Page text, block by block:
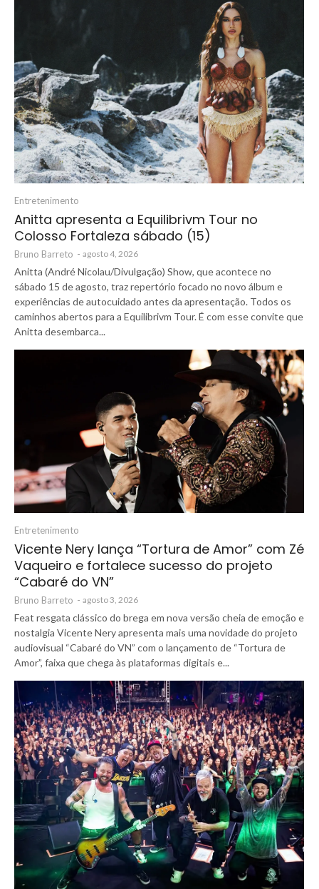
Entretenimento
Anitta apresenta a Equilibrivm Tour no
Colosso Fortaleza sábado (15)
Bruno Barreto - agosto 4, 2026
Anitta (André Nicolau/Divulgação) Show, que acontece no
sábado 15 de agosto, traz repertório focado no novo álbum e
experiências de autocuidado antes da apresentação. Todos os
caminhos abertos para a Equilibrivm Tour. É com esse convite que
Anitta desembarca...
Entretenimento
Vicente Nery lança “Tortura de Amor” com Zé
Vaqueiro e fortalece sucesso do projeto
“Cabaré do VN”
Bruno Barreto - agosto 3, 2026
Feat resgata clássico do brega em nova versão cheia de emoção e
nostalgia Vicente Nery apresenta mais uma novidade do projeto
audiovisual “Cabaré do VN” com o lançamento de “Tortura de
Amor”, faixa que chega às plataformas digitais e...